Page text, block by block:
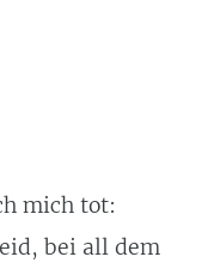
mich tot:
bei all dem